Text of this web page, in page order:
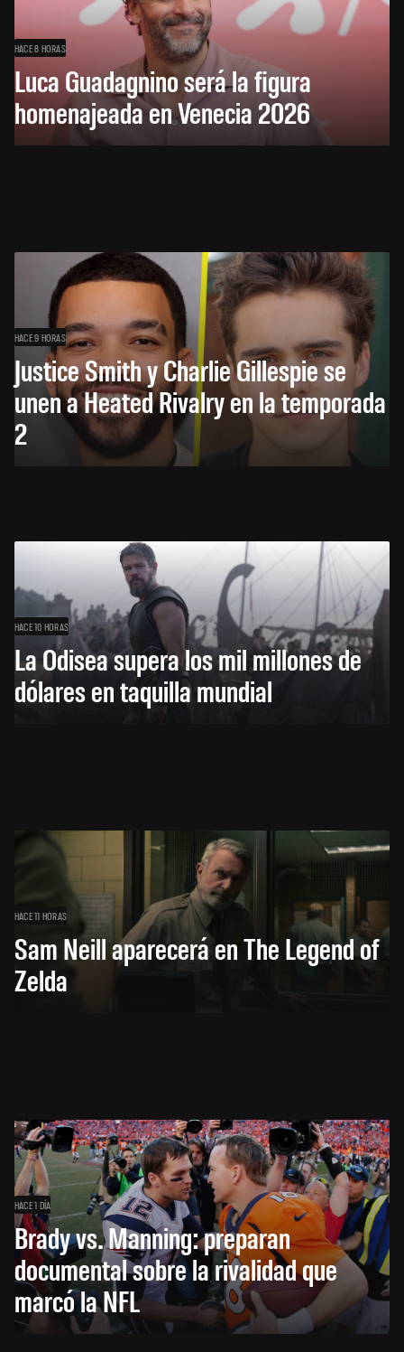
HACE 8 HORAS
Luca Guadagnino será la figura
homenajeada en Venecia 2026
HACE 9 HORAS
Justice Smith y Charlie Gillespie se
unen a Heated Rivalry en la temporada
2
HACE 10 HORAS
La Odisea supera los mil millones de
dólares en taquilla mundial
HACE 11 HORAS
Sam Neill aparecerá en The Legend of
Zelda
HACE 1 DÍA
Brady vs. Manning: preparan
documental sobre la rivalidad que
marcó la NFL